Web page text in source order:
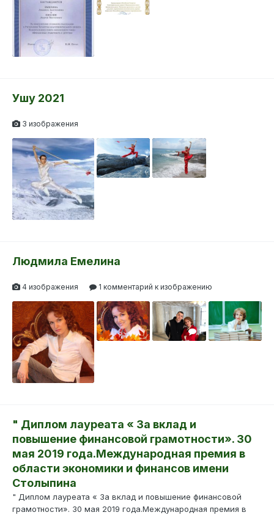
Ушу 2021
3 изображения
Людмила Емелина
4 изображения 1 комментарий к изображению
1
" Диплом лауреата « За вклад и
повышение финансовой грамотности». 30
мая 2019 года.Международная премия в
области экономики и финансов имени
Столыпина
" Диплом лауреата « За вклад и повышение финансовой
грамотности». 30 мая 2019 года.Международная премия в